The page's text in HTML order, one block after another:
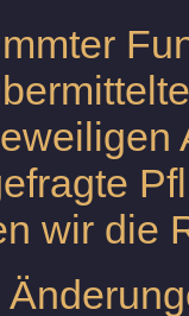
wir die